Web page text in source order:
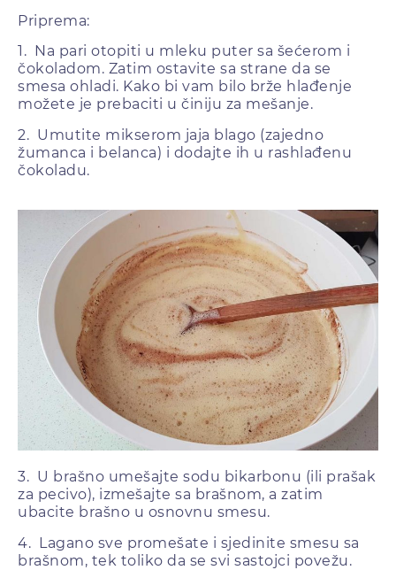
Priprema:
1. Na pari otopiti u mleku puter sa šećerom i
čokoladom. Zatim ostavite sa strane da se
smesa ohladi. Kako bi vam bilo brže hlađenje
možete je prebaciti u činiju za mešanje.
2. Umutite mikserom jaja blago (zajedno
žumanca i belanca) i dodajte ih u rashlađenu
čokoladu.
3. U brašno umešajte sodu bikarbonu (ili prašak
za pecivo), izmešajte sa brašnom, a zatim
ubacite brašno u osnovnu smesu.
4. Lagano sve promešate i sjedinite smesu sa
brašnom, tek toliko da se svi sastojci povežu.